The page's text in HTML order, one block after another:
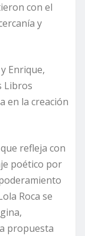
con el
y
Enrique,
Libros
en la creación
refleja con
poético por
Roca se
propuesta